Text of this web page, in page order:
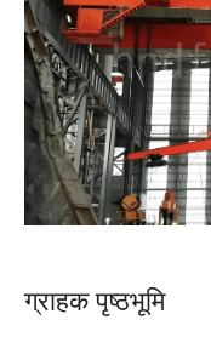
ग्राहक पृष्ठभूमि
Dansk
Norsk
O‘zbekcha